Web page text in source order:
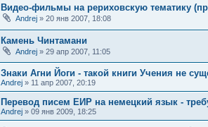
Видео-фильмы на рериховскую тематику
Andrej » 20 янв 2007, 18:08
Камень Чинтамани
Andrej » 29 апр 2007, 11:05
Знаки Агни Йоги - такой книги Учения не
Andrej » 11 апр 2007, 20:19
Перевод писем ЕИР на немецкий язык -
Andrej » 09 янв 2009, 18:25